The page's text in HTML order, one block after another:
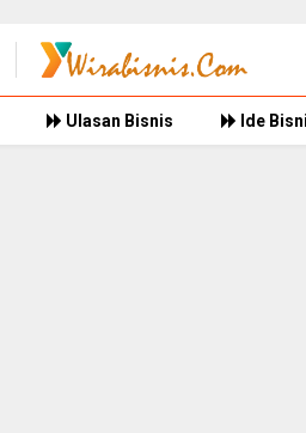
Ulasan Bisnis Ide